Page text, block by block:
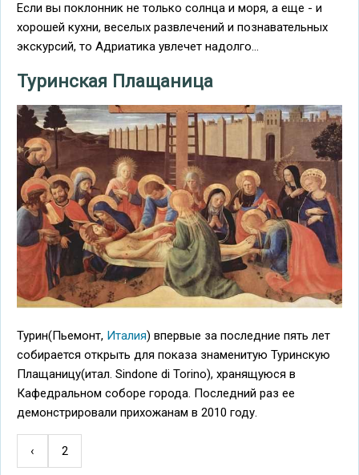
Если вы поклонник не только солнца и моря, а еще - и
хорошей кухни, веселых развлечений и познавательных
экскурсий, то Адриатика увлечет надолго...
Туринская Плащаница
Турин(Пьемонт, Италия) впервые за последние пять лет
собирается открыть для показа знаменитую Туринскую
Плащаницу(итал. Sindone di Torino), хранящуюся в
Кафедральном соборе города. Последний раз ее
демонстрировали прихожанам в 2010 году.
Нумерация
←
‹ 2